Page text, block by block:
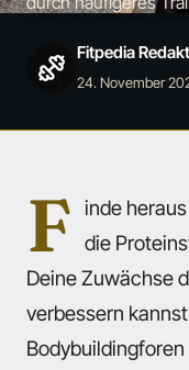
Fitpedia
24. November
F inde
die
Deine Zuwächse
verbessern